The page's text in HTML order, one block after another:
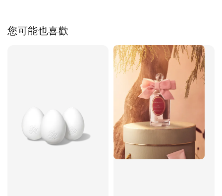
您可能也喜歡